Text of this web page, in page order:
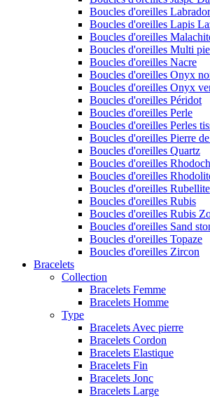
Boucles d'oreilles
Boucles d'oreilles Lapis
Boucles d'oreilles
Boucles d'oreilles Multi
Boucles d'oreilles Nacre
Boucles d'oreilles Onyx
Boucles d'oreilles Onyx
Boucles d'oreilles Péridot
Boucles d'oreilles Perle
Boucles d'oreilles Perles
Boucles d'oreilles Pierre
Boucles d'oreilles Quartz
Boucles d'oreilles
Boucles d'oreilles
Boucles d'oreilles Rubellite
Boucles d'oreilles Rubis
Boucles d'oreilles Rubis
Boucles d'oreilles Sand
Boucles d'oreilles Topaze
Boucles d'oreilles Zircon
Bracelets
Collection
Bracelets Femme
Bracelets Homme
Type
Bracelets Avec pierre
Bracelets Cordon
Bracelets Elastique
Bracelets Fin
Bracelets Jonc
Bracelets Large